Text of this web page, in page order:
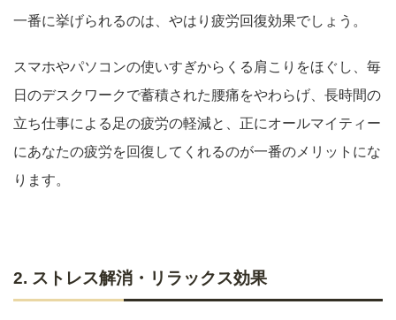
一番に挙げられるのは、やはり疲労回復効果でしょう。
スマホやパソコンの使いすぎからくる肩こりをほぐし、毎
日のデスクワークで蓄積された腰痛をやわらげ、長時間の
立ち仕事による足の疲労の軽減と、正にオールマイティー
にあなたの疲労を回復してくれるのが一番のメリットにな
ります。
2. ストレス解消・リラックス効果